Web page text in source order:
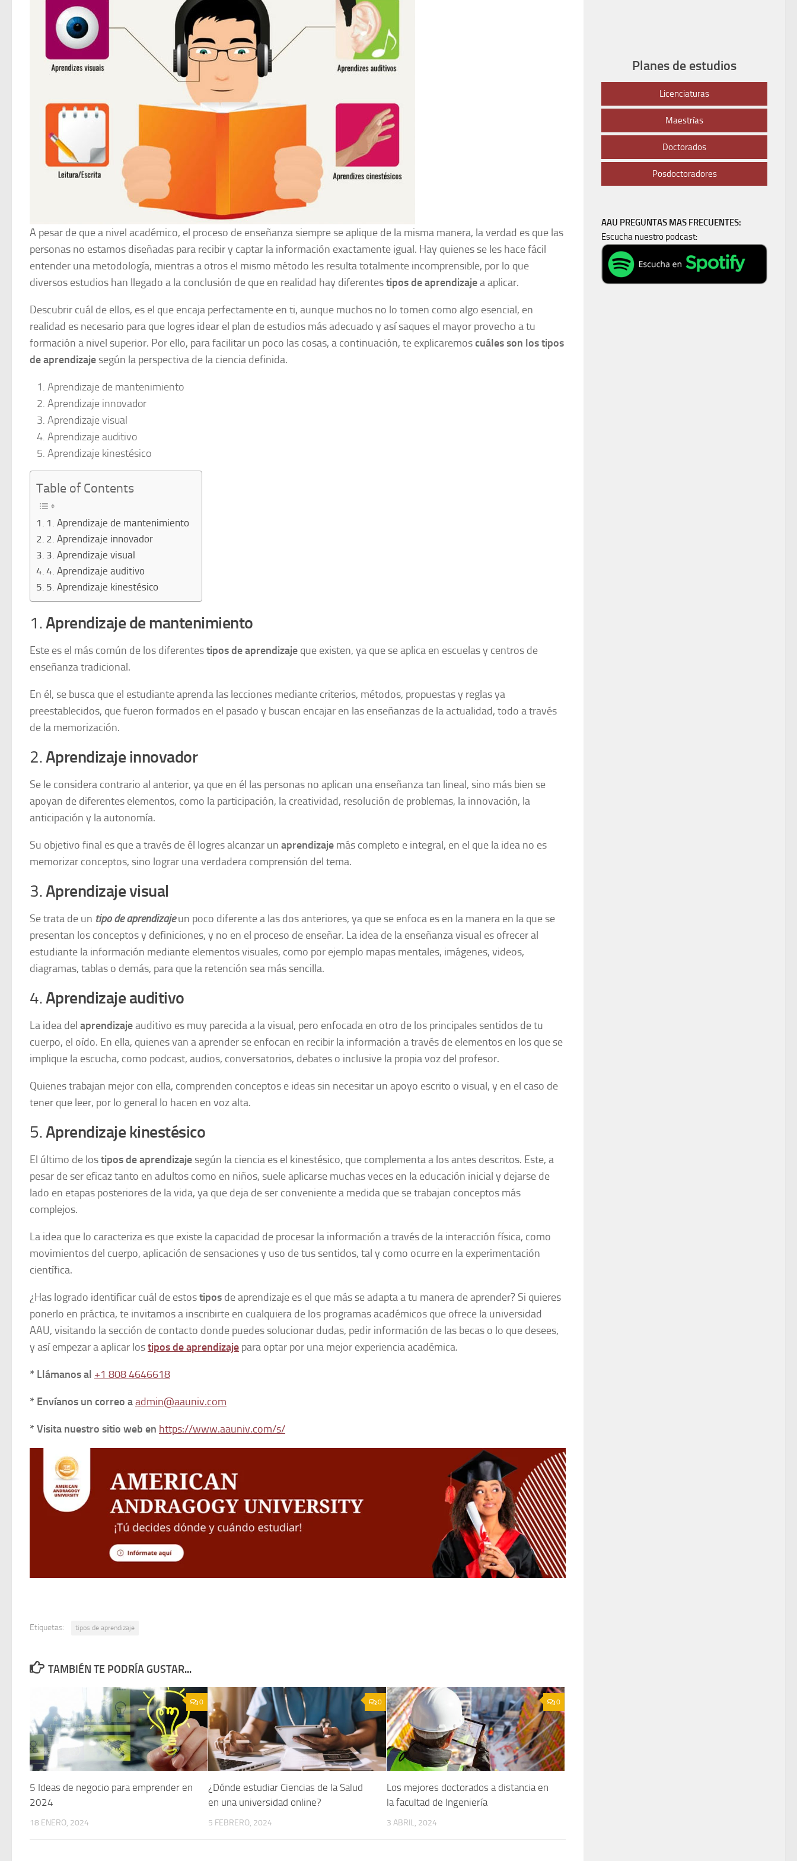
A pesar de que a nivel académico, el proceso de enseñanza siempre se aplique de la misma manera, la verdad es que las
personas no estamos diseñadas para recibir y captar la información exactamente igual. Hay quienes se les hace fácil
entender una metodología, mientras a otros el mismo método les resulta totalmente incomprensible, por lo que
diversos estudios han llegado a la conclusión de que en realidad hay diferentestipos de aprendizajea aplicar.
Descubrir cuál de ellos, es el que encaja perfectamente en ti, aunque muchos no lo tomen como algo esencial, en
realidad es necesario para que logres idear el plan de estudios más adecuado y así saques el mayor provecho a tu
formación a nivel superior. Por ello, para facilitar un poco las cosas, a continuación, te explicaremoscuáles son los tipos
de aprendizajesegún la perspectiva de la ciencia definida.
Aprendizaje de mantenimiento
Aprendizaje innovador
Aprendizaje visual
Aprendizaje auditivo
Aprendizaje kinestésico
Table of Contents
1. Aprendizaje de mantenimiento
2. Aprendizaje innovador
3. Aprendizaje visual
4. Aprendizaje auditivo
5. Aprendizaje kinestésico
1.Aprendizaje de mantenimiento
Este es el más común de los diferentestipos de aprendizaje que existen, ya que se aplica en escuelas y centros de
enseñanza tradicional.
En él, se busca que el estudiante aprenda las lecciones mediante criterios, métodos, propuestas y reglas ya
preestablecidos, que fueron formados en el pasado y buscan encajar en las enseñanzas de la actualidad, todo a través
de la memorización.
2.Aprendizaje innovador
Se le considera contrario al anterior, ya que en él las personas no aplican una enseñanza tan lineal, sino más bien se
apoyan de diferentes elementos, como la participación, la creatividad, resolución de problemas, la innovación, la
anticipación y la autonomía.
Su objetivo final es que a través de él logres alcanzar un aprendizaje más completo e integral, en el que la idea no es
memorizar conceptos, sino lograr una verdadera comprensión del tema.
3.Aprendizaje visual
Se trata de un tipo de aprendizajeun poco diferente a las dos anteriores, ya que se enfoca es en la manera en la que se
presentan los conceptos y definiciones, y no en el proceso de enseñar. La idea de la enseñanza visual es ofrecer al
estudiante la información mediante elementos visuales, como por ejemplo mapas mentales, imágenes, videos,
diagramas, tablas o demás, para que la retención sea más sencilla.
4.Aprendizaje auditivo
La idea del aprendizajeauditivo es muy parecida a la visual, pero enfocada en otro de los principales sentidos de tu
cuerpo, el oído. En ella, quienes van a aprender se enfocan en recibir la información a través de elementos en los que se
implique la escucha, como podcast, audios, conversatorios, debates o inclusive la propia voz del profesor.
Quienes trabajan mejor con ella, comprenden conceptos e ideas sin necesitar un apoyo escrito o visual, y en el caso de
tener que leer, por lo general lo hacen en voz alta.
5.Aprendizaje kinestésico
El último de lostipos de aprendizajesegún la ciencia es el kinestésico, que complementa a los antes descritos. Este, a
pesar de ser eficaz tanto en adultos como en niños, suele aplicarse muchas veces en la educación inicial y dejarse de
lado en etapas posteriores de la vida, ya que deja de ser conveniente a medida que se trabajan conceptos más
complejos.
La idea que lo caracteriza es que existe la capacidad de procesar la información a través de la interacción física, como
movimientos del cuerpo, aplicación de sensaciones y uso de tus sentidos, tal y como ocurre en la experimentación
científica.
¿Has logrado identificar cuál de estostipos de aprendizaje es el que más se adapta a tu manera de aprender? Si quieres
ponerlo en práctica, te invitamos a inscribirte en cualquiera de los programas académicos que ofrece la universidad
AAU, visitando la sección de contacto donde puedes solucionar dudas, pedir información de las becas o lo que desees,
y así empezar a aplicar lostipos de aprendizaje para optar por una mejor experiencia académica.
* Llámanos al +1 808 4646618
* Envíanos un correo aadmin@aauniv.com
* Visita nuestro sitio web en https://www.aauniv.com/s/
Etiquetas: tipos de aprendizaje
TAMBIÉN TE PODRÍA GUSTAR...
0
5 Ideas de negocio para emprender en
2024
18 ENERO, 2024
0
¿Dónde estudiar Ciencias de la Salud
en una universidad online?
5 FEBRERO, 2024
0
Los mejores doctorados a distancia en
la facultad de Ingeniería
3 ABRIL, 2024
Planes de estudios
Licenciaturas
Maestrías
Doctorados
Posdoctoradores
AAU PREGUNTAS MAS FRECUENTES:
Escucha nuestro podcast: